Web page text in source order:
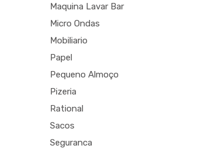
Maquina Lavar Bar
Micro Ondas
Mobiliario
Papel
Pequeno Almoço
Pizeria
Rational
Sacos
Seguranca